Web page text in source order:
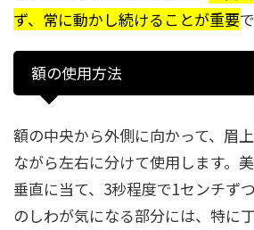
ず、常に動かし続けることが重要
額の使用方法
額の中央から外側に向かって、眉
ながら左右に分けて使用します。
垂直に当て、3秒程度で1センチず
のしわが気になる部分には、特に